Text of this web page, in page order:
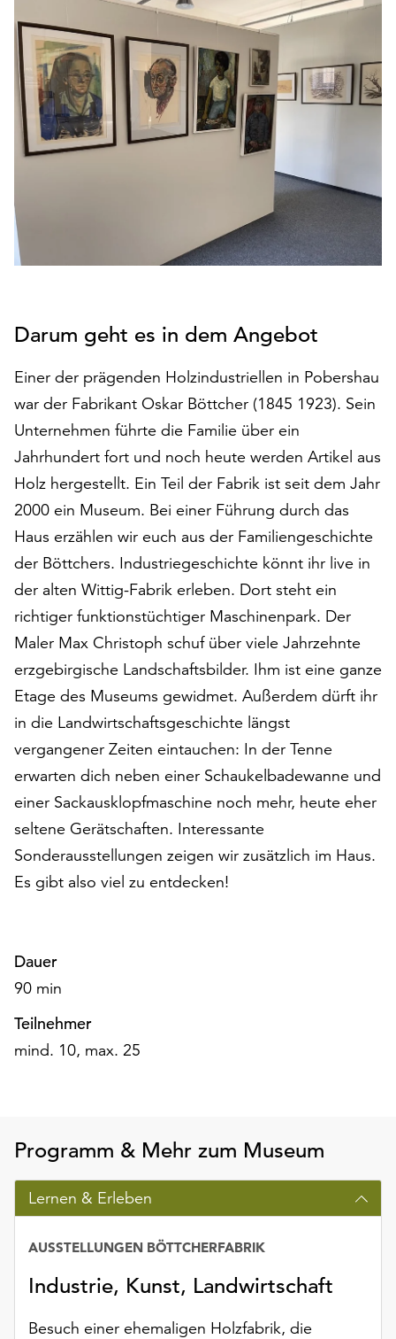
Betrieb
der
Seite
notwendig
sind
(funktionale
Cookies),
die
lediglich
zu
werden.
Klicken
auf
„Alle
akzeptieren“,
um
Cookies
zu
akzeptieren.
Sie
können
Ihr
Einverständnis
jederzeit
ändern
und
widerrufen.
steht
Ihnen
am
Ende
Seite
die
zur
Verfügung.
Cookies
werden
weiterhin
ausgeführt.
Möchten
Sie
die
Cookies
erreichen
Darum geht es in dem Angebot
Einer der prägenden Holzindustriellen in Pobershau
war der Fabrikant Oskar Böttcher (1845 1923). Sein
Unternehmen führte die Familie über ein
Jahrhundert fort und noch heute werden Artikel aus
Holz hergestellt. Ein Teil der Fabrik ist seit dem Jahr
2000 ein Museum. Bei einer Führung durch das
Haus erzählen wir euch aus der Familiengeschichte
der Böttchers. Industriegeschichte könnt ihr live in
der alten Wittig-Fabrik erleben. Dort steht ein
richtiger funktionstüchtiger Maschinenpark. Der
Maler Max Christoph schuf über viele Jahrzehnte
erzgebirgische Landschaftsbilder. Ihm ist eine ganze
Etage des Museums gewidmet. Außerdem dürft ihr
in die Landwirtschaftsgeschichte längst
vergangener Zeiten eintauchen: In der Tenne
erwarten dich neben einer Schaukelbadewanne und
einer Sackausklopfmaschine noch mehr, heute eher
seltene Gerätschaften. Interessante
Sonderausstellungen zeigen wir zusätzlich im Haus.
Es gibt also viel zu entdecken!
Dauer
90 min
Teilnehmer
mind. 10, max. 25
Programm & Mehr zum Museum
Lernen & Erleben
Industrie, Kunst, Landwirtschaft
AUSSTELLUNGEN BÖTTCHERFABRIK
Besuch einer ehemaligen Holzfabrik, die